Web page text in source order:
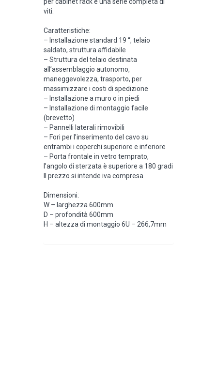
viti.
Caratteristiche:
– Installazione standard 19 “, telaio
saldato, struttura affidabile
– Struttura del telaio destinata
all’assemblaggio autonomo,
maneggevolezza, trasporto, per
massimizzare i costi di spedizione
– Installazione a muro o in piedi
– Installazione di montaggio facile
(brevetto)
– Pannelli laterali rimovibili
– Fori per l’inserimento del cavo su
entrambi i coperchi superiore e inferiore
– Porta frontale in vetro temprato,
l’angolo di sterzata è superiore a 180 gradi
Il prezzo si intende iva compresa
Dimensioni:
W – larghezza 600mm
D – profondità 600mm
H – altezza di montaggio 6U – 266,7mm